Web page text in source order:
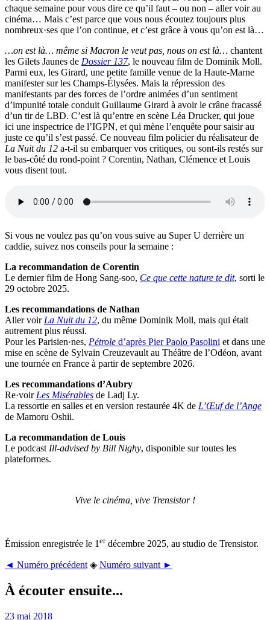
chaque semaine pour vous dire ce qu’il faut – ou non – aller voir au
cinéma… Mais c’est parce que vous nous écoutez toujours plus
nombreux·ses que l’on continue, et c’est grâce à vous qu’on est là…
…on est là… même si Macron le veut pas, nous on est là… chantent
les Gilets Jaunes de Dossier 137, le nouveau film de Dominik Moll.
Parmi eux, les Girard, une petite famille venue de la Haute-Marne
manifester sur les Champs-Élysées. Mais la répression des
manifestants par des forces de l’ordre animées d’un sentiment
d’impunité totale conduit Guillaume Girard à avoir le crâne fracassé
d’un tir de LBD. C’est là qu’entre en scène Léa Drucker, qui joue
ici une inspectrice de l’IGPN, et qui mène l’enquête pour saisir au
juste ce qu’il s’est passé. Ce nouveau film policier du réalisateur de
La Nuit du 12 a-t-il su embarquer vos critiques, ou sont-ils restés sur
le bas-côté du rond-point ? Corentin, Nathan, Clémence et Louis
vous disent tout.
Si vous ne voulez pas qu’on vous suive au Super U derrière un
caddie, suivez nos conseils pour la semaine :
La recommandation de Corentin
Le dernier film de Hong Sang-soo, Ce que cette nature te dit, sorti le
29 octobre 2025.
Les recommandations de Nathan
Aller voir La Nuit du 12, du même Dominik Moll, mais qui était
autrement plus réussi.
Pour les Parisien·nes, Pétrole d’après Pier Paolo Pasolini et dans une
mise en scène de Sylvain Creuzevault au Théâtre de l’Odéon, avant
une tournée en France à partir de septembre 2026.
Les recommandations d’Aubry
Re·voir Les Misérables de Ladj Ly.
La ressortie en salles et en version restaurée 4K de L’Œuf de l’Ange
de Mamoru Oshii.
La recommandation de Louis
Le podcast Ill-advised by Bill Nighy, disponible sur toutes les
plateformes.
Vive le cinéma, vive Trensistor !
Émission enregistrée le 1 erdécembre 2025, au studio de Trensistor.
◄ Numéro précédent ◈ Numéro suivant ►
À écouter ensuite...
23 mai 2018